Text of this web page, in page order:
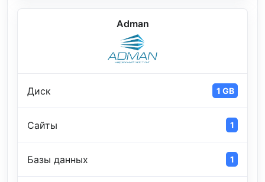
Adman
Диск 1 GB
Сайты 1
Базы данных 1